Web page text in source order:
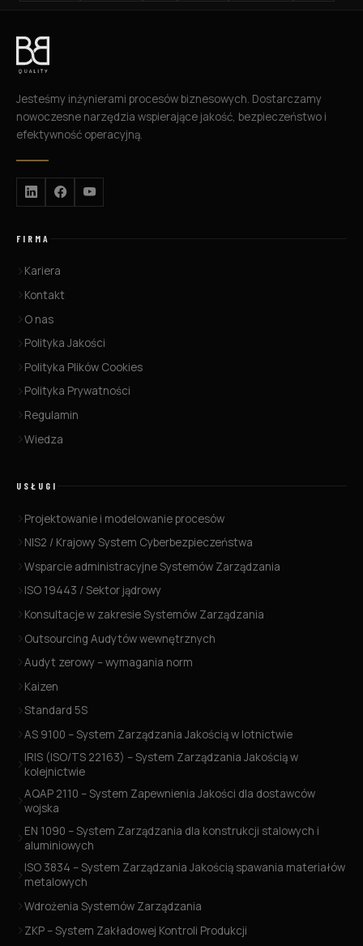
Jesteśmy inżynierami procesów biznesowych. Dostarczamy
nowoczesne narzędzia wspierające jakość, bezpieczeństwo i
efektywność operacyjną.
FIRMA
Kariera
Kontakt
O nas
Polityka Jakości
Polityka Plików Cookies
Polityka Prywatności
Regulamin
Wiedza
USŁUGI
Projektowanie i modelowanie procesów
NIS2 / Krajowy System Cyberbezpieczeństwa
Wsparcie administracyjne Systemów Zarządzania
ISO 19443 / Sektor jądrowy
Konsultacje w zakresie Systemów Zarządzania
Outsourcing Audytów wewnętrznych
Audyt zerowy – wymagania norm
Kaizen
Standard 5S
AS 9100 – System Zarządzania Jakością w lotnictwie
IRIS (ISO/TS 22163) – System Zarządzania Jakością w
kolejnictwie
AQAP 2110 – System Zapewnienia Jakości dla dostawców
wojska
EN 1090 – System Zarządzania dla konstrukcji stalowych i
aluminiowych
ISO 3834 – System Zarządzania Jakością spawania materiałów
metalowych
Wdrożenia Systemów Zarządzania
ZKP – System Zakładowej Kontroli Produkcji